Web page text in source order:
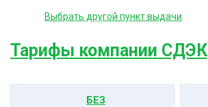
Выбрать другой пункт выдачи
Тарифы компании СДЭК
БЕЗ